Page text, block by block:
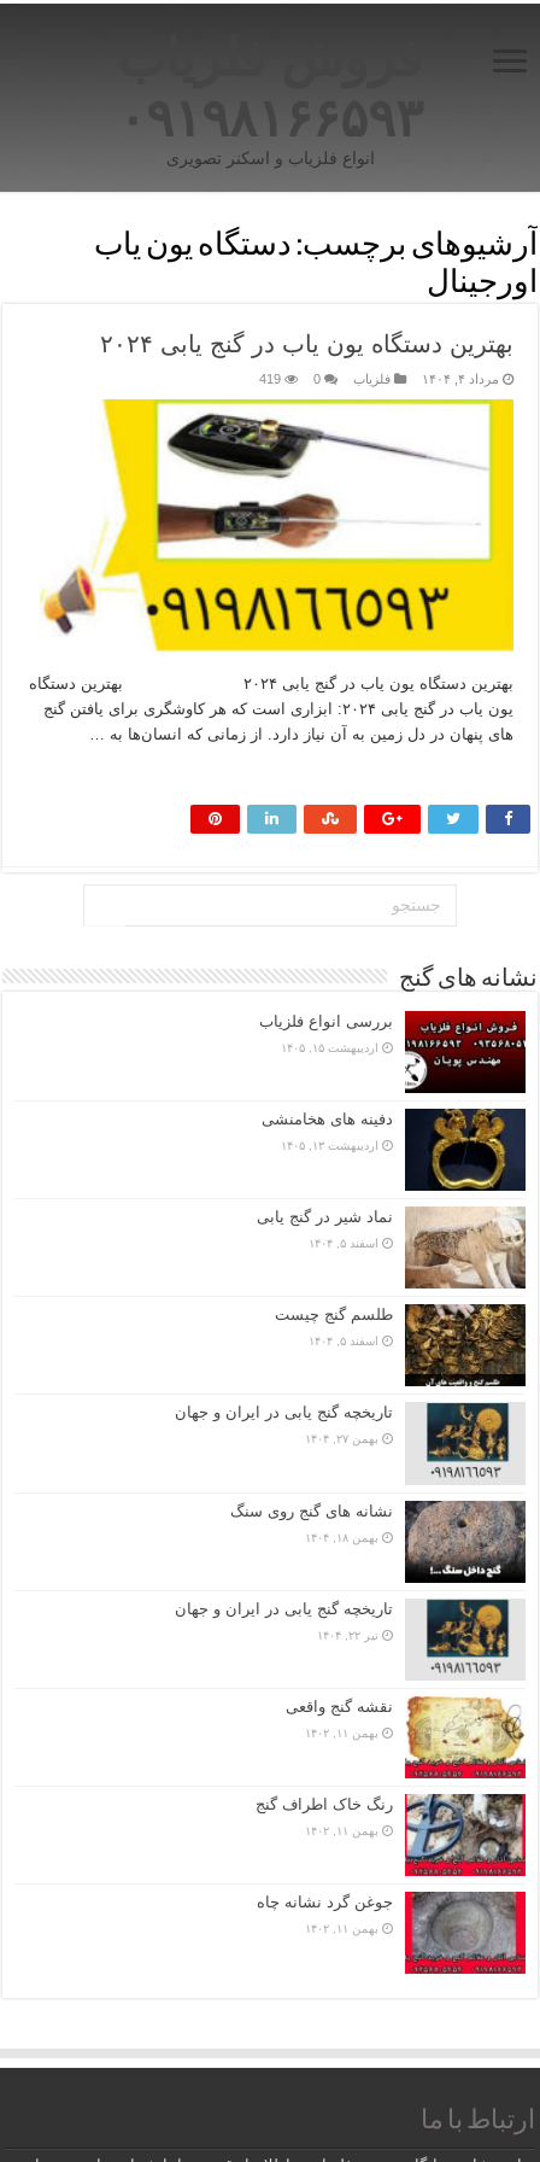
۰۹۱۹۸۱۶۶۵۹۳
انواع فلزیاب و اسکنر تصویری
آرشیوهای برچسب: دستگاه یون‌ یاب
اورجینال
بهترین دستگاه یون‌ یاب در گنج‌ یابی ۲۰۲۴
مرداد ۴, ۱۴۰۴ فلزیاب 0
419
بهترین دستگاه یون‌ یاب در گنج‌ یابی ۲۰۲۴ بهترین دستگاه
یون‌ یاب در گنج‌ یابی ۲۰۲۴: ابزاری است که هر کاوشگری برای یافتن گنج‌
های پنهان در دل زمین به آن نیاز دارد. از زمانی که انسان‌ها به …
نشانه های گنج
بررسی انواع فلزیاب
اردیبهشت ۱۵, ۱۴۰۵
دفینه های هخامنشی
اردیبهشت ۱۳, ۱۴۰۵
نماد شیر در گنج یابی
اسفند ۵, ۱۴۰۴
طلسم گنج چیست
اسفند ۵, ۱۴۰۴
تاریخچه گنج‌ یابی در ایران و جهان
بهمن ۲۷, ۱۴۰۴
نشانه های گنج روی سنگ
بهمن ۱۸, ۱۴۰۴
تاریخچه گنج‌ یابی در ایران و جهان
تیر ۲۲, ۱۴۰۴
نقشه گنج واقعی
بهمن ۱۱, ۱۴۰۲
رنگ خاک اطراف گنج
بهمن ۱۱, ۱۴۰۲
جوغن گرد نشانه چاه
بهمن ۱۱, ۱۴۰۲
ارتباط با ما